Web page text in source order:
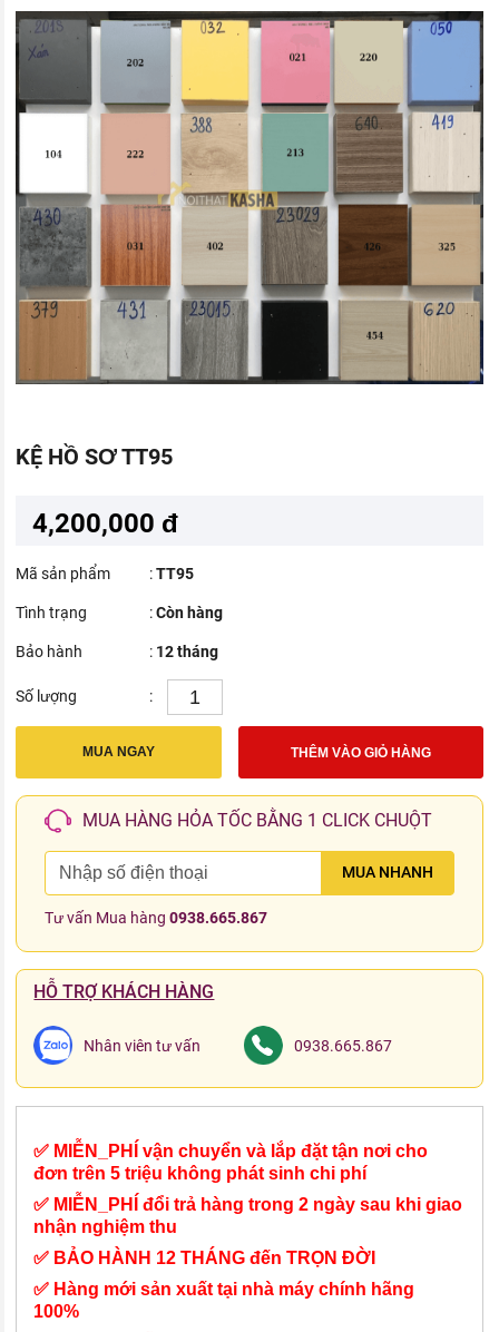
KỆ HỒ SƠ TT95
4,200,000 đ
Mã sản phẩm :TT95
Tình trạng :Còn hàng
Bảo hành : 12 tháng
Số lượng :
MUA NGAY THÊM VÀO GIỎ HÀNG
MUA HÀNG HỎA TỐC BẰNG 1 CLICK CHUỘT
MUA NHANH
Tư vấn Mua hàng0938.665.867
HỖ TRỢ KHÁCH HÀNG
Nhân viên tư vấn 0938.665.867
✅ MIỄN_PHÍ vận chuyển và lắp đặt tận nơi cho
đơn trên 5 triệu không phát sinh chi phí
✅ MIỄN_PHÍ đổi trả hàng trong 2 ngày sau khi giao
nhận nghiệm thu
✅ BẢO HÀNH 12 THÁNG đến TRỌN ĐỜI
✅ Hàng mới sản xuất tại nhà máy chính hãng
100%